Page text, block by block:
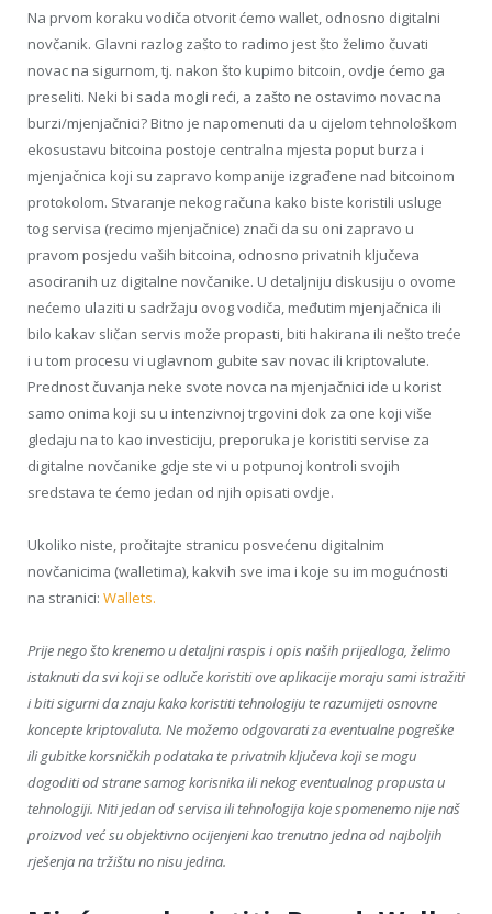
Na prvom koraku vodiča otvorit ćemo wallet, odnosno digitalni
novčanik. Glavni razlog zašto to radimo jest što želimo čuvati
novac na sigurnom, tj. nakon što kupimo bitcoin, ovdje ćemo ga
preseliti. Neki bi sada mogli reći, a zašto ne ostavimo novac na
burzi/mjenjačnici? Bitno je napomenuti da u cijelom tehnološkom
ekosustavu bitcoina postoje centralna mjesta poput burza i
mjenjačnica koji su zapravo kompanije izgrađene nad bitcoinom
protokolom. Stvaranje nekog računa kako biste koristili usluge
tog servisa (recimo mjenjačnice) znači da su oni zapravo u
pravom posjedu vaših bitcoina, odnosno privatnih ključeva
asociranih uz digitalne novčanike. U detaljniju diskusiju o ovome
nećemo ulaziti u sadržaju ovog vodiča, međutim mjenjačnica ili
bilo kakav sličan servis može propasti, biti hakirana ili nešto treće
i u tom procesu vi uglavnom gubite sav novac ili kriptovalute.
Prednost čuvanja neke svote novca na mjenjačnici ide u korist
samo onima koji su u intenzivnoj trgovini dok za one koji više
gledaju na to kao investiciju, preporuka je koristiti servise za
digitalne novčanike gdje ste vi u potpunoj kontroli svojih
sredstava te ćemo jedan od njih opisati ovdje.
Ukoliko niste, pročitajte stranicu posvećenu digitalnim
novčanicima (walletima), kakvih sve ima i koje su im mogućnosti
na stranici: Wallets.
Prije nego što krenemo u detaljni raspis i opis naših prijedloga, želimo
istaknuti da svi koji se odluče koristiti ove aplikacije moraju sami istražiti
i biti sigurni da znaju kako koristiti tehnologiju te razumijeti osnovne
koncepte kriptovaluta. Ne možemo odgovarati za eventualne pogreške
ili gubitke korsničkih podataka te privatnih ključeva koji se mogu
dogoditi od strane samog korisnika ili nekog eventualnog propusta u
tehnologiji. Niti jedan od servisa ili tehnologija koje spomenemo nije naš
proizvod već su objektivno ocijenjeni kao trenutno jedna od najboljih
rješenja na tržištu no nisu jedina.